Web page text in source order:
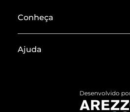
Conheça
Termos de Uso
Ajuda
Devolução do Produto
Desenvolvido